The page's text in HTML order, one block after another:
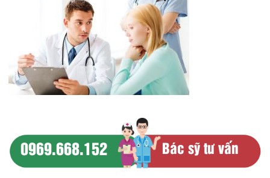
0969.668.152 Bác sỹ tư vấn